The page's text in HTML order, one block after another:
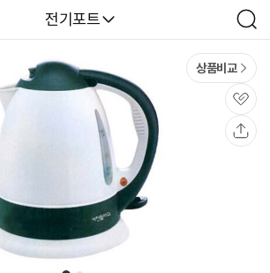
다나와
전기포트
검
색
상품비교
관
심